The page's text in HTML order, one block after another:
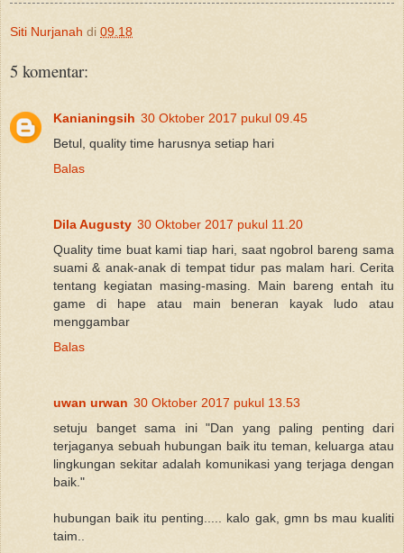
Siti Nurjanah di 09.18
5 komentar:
Kanianingsih 30 Oktober 2017 pukul 09.45
Betul, quality time harusnya setiap hari
Balas
Dila Augusty 30 Oktober 2017 pukul 11.20
Quality time buat kami tiap hari, saat ngobrol bareng sama
suami & anak-anak di tempat tidur pas malam hari. Cerita
tentang kegiatan masing-masing. Main bareng entah itu
game di hape atau main beneran kayak ludo atau
menggambar
Balas
uwan urwan 30 Oktober 2017 pukul 13.53
setuju banget sama ini "Dan yang paling penting dari
terjaganya sebuah hubungan baik itu teman, keluarga atau
lingkungan sekitar adalah komunikasi yang terjaga dengan
baik."
hubungan baik itu penting..... kalo gak, gmn bs mau kualiti
taim..